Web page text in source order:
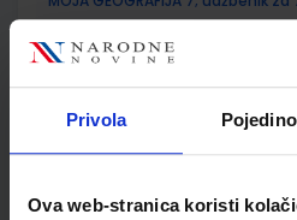
Privola
Ova web-stranica koristi
Autor(i):Robert Žagar Nina Gecan
Nakladnik:ALKA SCRIPT d.o.o.
SKU: 569103 CIJENA:
ŠIFRA OMOTA:500165
Udžbenik Omot